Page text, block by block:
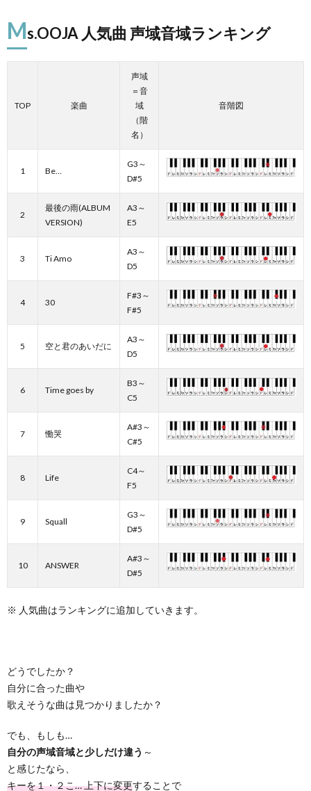
Ms.OOJA 人気曲 声域音域ランキング
TOP 楽曲
声域
＝音
域
（階
名）
音階図
1 Be…
G3～
D#5
2
最後の雨(ALBUM
VERSION)
A3～
E5
3 Ti Amo
A3～
D5
4 30
F#3～
F#5
5 空と君のあいだに
A3～
D5
6 Time goes by
B3～
C5
7 慟哭
A#3～
C#5
8 Life
C4～
F5
9 Squall
G3～
D#5
10 ANSWER
A#3～
D#5
※ 人気曲はランキングに追加していきます。
どうでしたか？
自分に合った曲や
歌えそうな曲は見つかりましたか？
でも、もしも…
自分の声域音域と少しだけ違う ～
と感じたなら、
キーを１・２こ… 上下に変更することで